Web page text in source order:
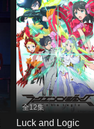
全12集
Luck and Logic